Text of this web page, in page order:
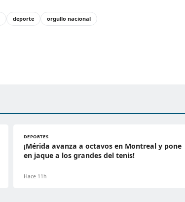
deporte orgullo nacional
DEPORTES
¡Mérida avanza a octavos en Montreal y pone
en jaque a los grandes del tenis!
Hace 11h